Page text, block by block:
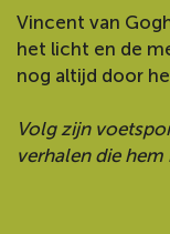
Vincent van
het licht en de
nog altijd door
Volg zijn
verhalen die